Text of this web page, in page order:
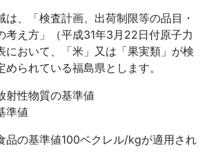
は、「検査計画、出荷制限等の品目・
考え方」（平成31年3月22日付原子力
において、「米」又は「果実類」が検
られている福島県とします。
射性物質の基準値
準値
品の基準値100ベクレル/kgが適用され